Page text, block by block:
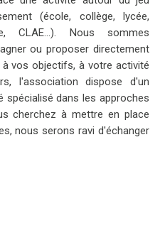
l'association dispose d'un
spécialisé dans les approches
cherchez à mettre en place
nous serons ravi d'échanger